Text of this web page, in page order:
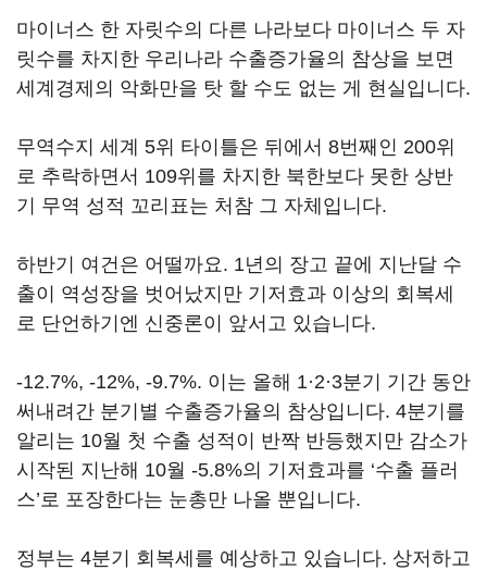
마이너스 한 자릿수의 다른 나라보다 마이너스 두 자
릿수를 차지한 우리나라 수출증가율의 참상을 보면
세계경제의 악화만을 탓 할 수도 없는 게 현실입니다.
무역수지 세계 5위 타이틀은 뒤에서 8번째인 200위
로 추락하면서 109위를 차지한 북한보다 못한 상반
기 무역 성적 꼬리표는 처참 그 자체입니다.
하반기 여건은 어떨까요. 1년의 장고 끝에 지난달 수
출이 역성장을 벗어났지만 기저효과 이상의 회복세
로 단언하기엔 신중론이 앞서고 있습니다.
-12.7%, -12%, -9.7%. 이는 올해 1·2·3분기 기간 동안
써내려간 분기별 수출증가율의 참상입니다. 4분기를
알리는 10월 첫 수출 성적이 반짝 반등했지만 감소가
시작된 지난해 10월 -5.8%의 기저효과를 ‘수출 플러
스’로 포장한다는 눈총만 나올 뿐입니다.
정부는 4분기 회복세를 예상하고 있습니다. 상저하고